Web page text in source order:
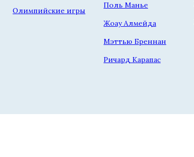
Олимпийские игры
Поль Манье
Жоау Алмейда
Мэттью Бреннан
Ричард Карапас